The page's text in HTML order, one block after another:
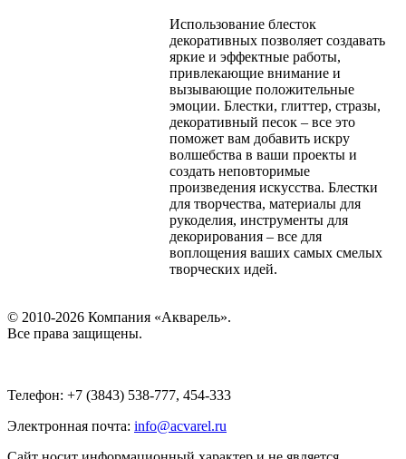
Использование блесток
декоративных позволяет создавать
яркие и эффектные работы,
привлекающие внимание и
вызывающие положительные
эмоции. Блестки, глиттер, стразы,
декоративный песок – все это
поможет вам добавить искру
волшебства в ваши проекты и
создать неповторимые
произведения искусства. Блестки
для творчества, материалы для
рукоделия, инструменты для
декорирования – все для
воплощения ваших самых смелых
творческих идей.
© 2010-2026 Компания «Акварель».
Все права защищены.
Телефон: +7 (3843) 538-777, 454-333
Электронная почта: info@acvarel.ru